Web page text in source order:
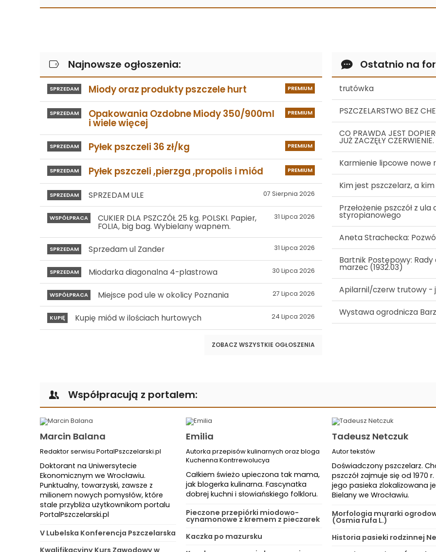
Najnowsze ogłoszenia:
PREMIUM
SPRZEDAM Miody oraz produkty pszczele hurt
PREMIUM
SPRZEDAM Opakowania Ozdobne Miody 350/900ml
i wiele więcej
PREMIUM
SPRZEDAM Pyłek pszczeli 36 zł/kg
PREMIUM
SPRZEDAM Pyłek pszczeli ,pierzga ,propolis i miód
07 Sierpnia 2026
SPRZEDAM SPRZEDAM ULE
31 Lipca 2026
WSPÓŁPRACA CUKIER DLA PSZCZÓŁ 25 kg. POLSKI. Papier,
FOLIA, big bag. Wybielany wapnem.
31 Lipca 2026
SPRZEDAM Sprzedam ul Zander
30 Lipca 2026
SPRZEDAM Miodarka diagonalna 4-plastrowa
27 Lipca 2026
WSPÓŁPRACA Miejsce pod ule w okolicy Poznania
24 Lipca 2026
KUPIĘ Kupię miód w ilościach hurtowych
ZOBACZ WSZYSTKIE OGŁOSZENIA
Ostatnio na
trutówka
PSZCZELARSTWO BEZ
CO PRAWDA JEST
JUŻ ZACZĘŁY CZERWIENIE.
Karmienie lipcowe nowe
Kim jest pszczelarz, a
Przełożenie pszczół z
styropianowego
Aneta Strachecka:
Bartnik Postępowy:
marzec (1932.03)
Apilarnil/czerw trutowy -
Wystawa ogrodnicza
Współpracują z portalem:
Marcin Balana
Redaktor serwisu PortalPszczelarski.pl
Doktorant na Uniwersytecie
Ekonomicznym we Wrocławiu.
Punktualny, towarzyski, zawsze z
milionem nowych pomysłów, które
stale przybliża użytkownikom portalu
PortalPszczelarski.pl
V Lubelska Konferencja Pszczelarska
Kwalifikacyjny Kurs Zawodowy w
Emilia
Autorka przepisów kulinarnych oraz bloga
Kuchenna Kontrrewolucya
Całkiem świeżo upieczona tak mama,
jak blogerka kulinarna. Fascynatka
dobrej kuchni i słowiańskiego folkloru.
Pieczone przepiórki miodowo-
cynamonowe z kremem z pieczarek
Kaczka po mazursku
Tadeusz Netczuk
Autor tekstów
Doświadczony pszczelarz.
pszczół zajmuje się od 1970
jego pasieka zlokalizowana
Bielany we Wrocławiu.
Morfologia murarki
(Osmia rufa L.)
Historia pasieki rodzinnej